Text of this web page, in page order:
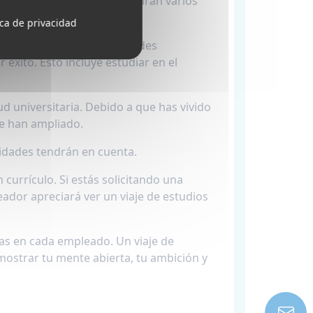
conocer tus actividades
Esto incluye estudiar en el
universitaria. Debido a que has vivido
han ampliado.
tendrán en cuenta.
Si estás solicitando una
apreciará ver un viaje de estudios
en cada empleado. Un viaje de
tu mente abierta, tu ambición y
de privacidad